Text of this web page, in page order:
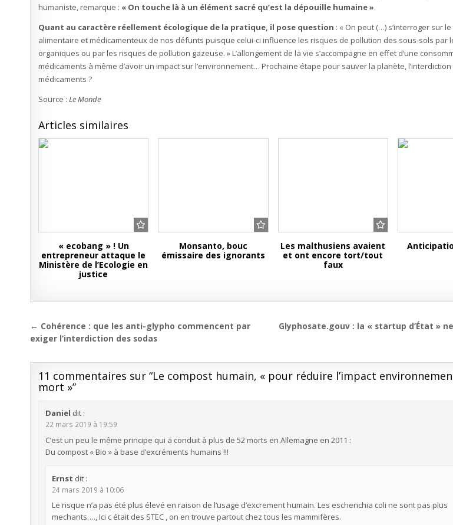
humaniste, remarque : « On touche là à un élément sacré qu’est la dépouille humaine ».
Quant au caractère réellement écologique de la pratique, il pose question : « On peut (…) s’interroger sur
alimentaire et médicamenteux de nos défunts puisque celui-ci influence les risques de pollution des sous-sols par
organiques ou par les risques de pollution gazeuse. » L’allongement de la vie s’accompagne en effet d’une
médicaments à même d’avoir un impact sur l’environnement… Prochaine étape pour sauver la planète, l’interdiction
médicaments ?
Source :Le Monde
Articles similaires
« ecobang » ! Un
entrepreneur attaque le
Ministère de l’Ecologie en
justice
Monsanto, bouc
émissaire des ignorants
Les malthusiens avaient
et ont encore tort/tout
faux
Navigation
de
l’article
Glyphosate.gouv : la « startup d’État »
← Cohérence : que les anti-glypho commencent par
exiger l’interdiction des sodas
11 commentaires sur “Le compost humain, « pour réduire l’impact
mort »”
Daniel dit :
22 mars 2019 à 19:59
C’est un peu le même principe qui a conduit à plus de 52 morts en Allemagne en 2011 :
Du compost « Bio » à base d’excréments humains !!!
Ernst dit :
24 mars 2019 à 10:06
Le risque n’a pas été plus élevé en raison de l’usage d’excrement humain. Les escherichia coli ne sont pas plus
mechants…., Ici c était des STEC , on en trouve partout chez tous les mammifères.